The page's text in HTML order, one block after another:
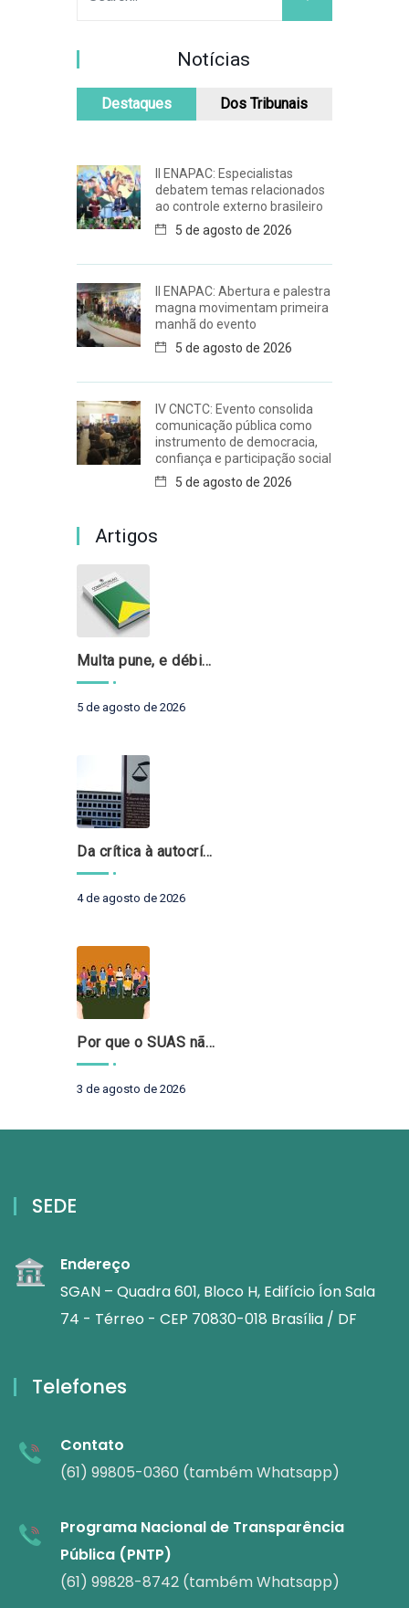
Notícias
Destaques Dos Tribunais
II ENAPAC: Especialistas
debatem temas relacionados
ao controle externo brasileiro
5 de agosto de 2026
II ENAPAC: Abertura e palestra
magna movimentam primeira
manhã do evento
5 de agosto de 2026
IV CNCTC: Evento consolida
comunicação pública como
instrumento de democracia,
confiança e participação social
5 de agosto de 2026
Artigos
Multa pune, e débito recompõe. § 3º do art. 71 da Constituição: um problema de legística formal
5 de agosto de 2026
Da crítica à autocrítica: Tribunais de Contas sob um novo olhar?
4 de agosto de 2026
Por que o SUAS não pode esperar?
3 de agosto de 2026
SEDE
Endereço
SGAN – Quadra 601, Bloco H, Edifício Íon Sala
74 - Térreo - CEP 70830-018 Brasília / DF
Telefones
Contato
(61) 99805-0360 (também Whatsapp)
Programa Nacional de Transparência
Pública (PNTP)
(61) 99828-8742 (também Whatsapp)